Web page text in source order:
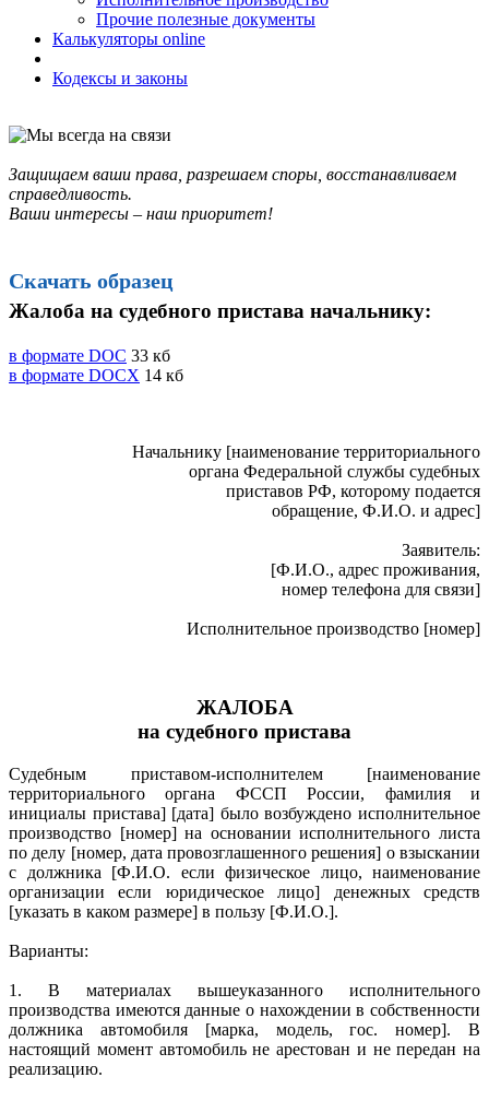
Прочие полезные документы
Калькуляторы online
Кодексы и законы
Защищаем ваши права, разрешаем споры, восстанавливаем
справедливость.
Ваши интересы – наш приоритет!
Скачать образец
Жалоба на судебного пристава начальнику:
в формате DOC 33 кб
в формате DOCX 14 кб
Начальнику [наименование территориального
органа Федеральной службы судебных
приставов РФ, которому подается
обращение, Ф.И.О. и адрес]
Заявитель:
[Ф.И.О., адрес проживания,
номер телефона для связи]
Исполнительное производство [номер]
ЖАЛОБА
на судебного пристава
Судебным приставом-исполнителем [наименование
территориального органа ФССП России, фамилия и
инициалы пристава] [дата] было возбуждено исполнительное
производство [номер] на основании исполнительного листа
по делу [номер, дата провозглашенного решения] о взыскании
с должника [Ф.И.О. если физическое лицо, наименование
организации если юридическое лицо] денежных средств
[указать в каком размере] в пользу [Ф.И.О.].
Варианты:
1. В материалах вышеуказанного исполнительного
производства имеются данные о нахождении в собственности
должника автомобиля [марка, модель, гос. номер]. В
настоящий момент автомобиль не арестован и не передан на
реализацию.